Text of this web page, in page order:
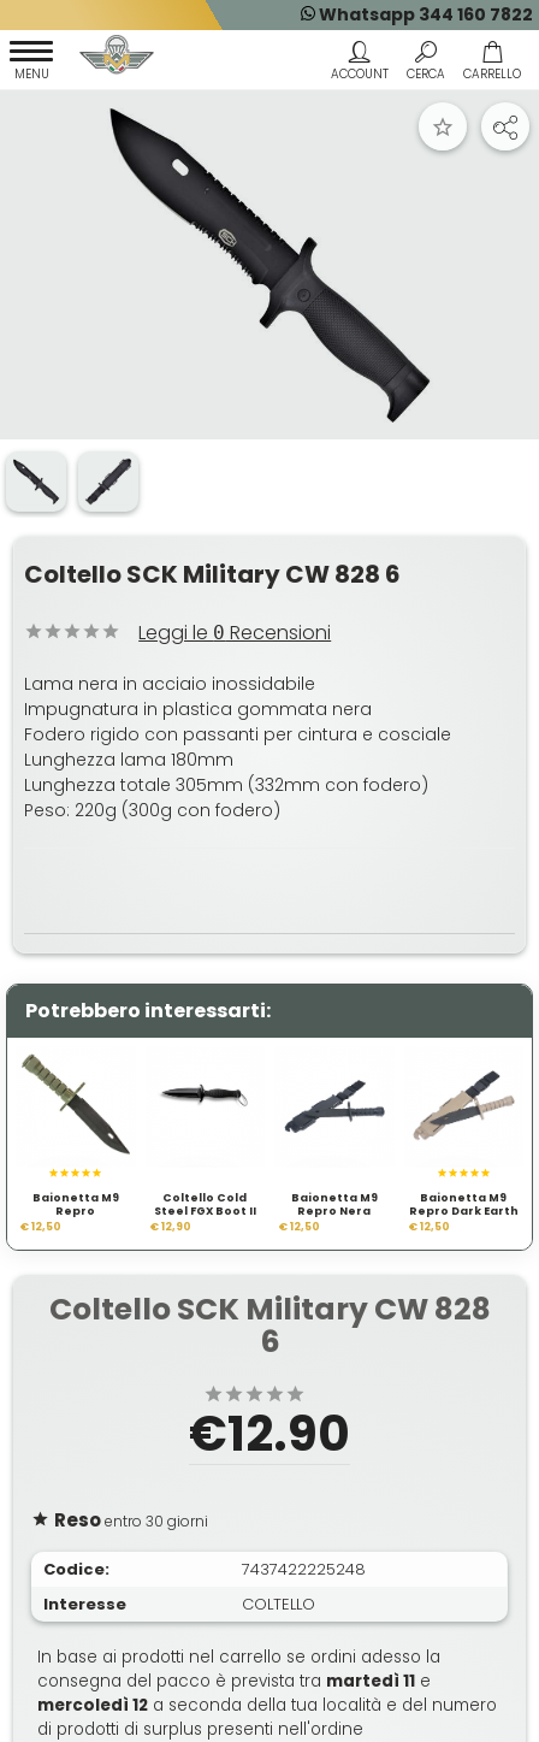
Whatsapp 344 160 7822
Coltello SCK Military CW 828 6
Leggi le 0 Recensioni
Lama nera in acciaio inossidabile
Impugnatura in plastica gommata nera
Fodero rigido con passanti per cintura e cosciale
Lunghezza lama 180mm
Lunghezza totale 305mm (332mm con fodero)
Peso: 220g (300g con fodero)
Potrebbero interessarti:
Baionetta M9
Repro
€ 12,50
Coltello Cold
Steel FGX Boot II
92FBB
€ 12,90
Baionetta M9
Repro Nera
€ 12,50
Baionetta M9
Repro Dark Earth
€ 12,50
Coltello SCK Military CW 828
6
€12.90
Resoentro 30 giorni
Codice:
7437422225248
Interesse
COLTELLO
In base ai prodotti nel carrello se ordini adesso la
consegna del pacco è prevista tra martedì 11 e
mercoledì 12 a seconda della tua località e del numero
di prodotti di surplus presenti nell'ordine